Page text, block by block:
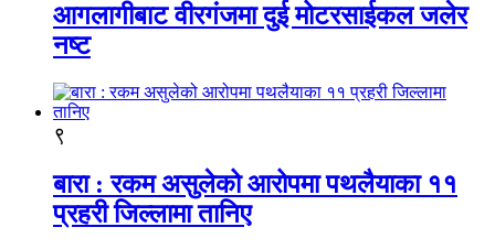
आगलागीबाट वीरगंजमा दुई मोटरसाईकल जलेर
नष्ट
९
बारा : रकम असुलेको आरोपमा पथलैयाका ११
प्रहरी जिल्लामा तानिए